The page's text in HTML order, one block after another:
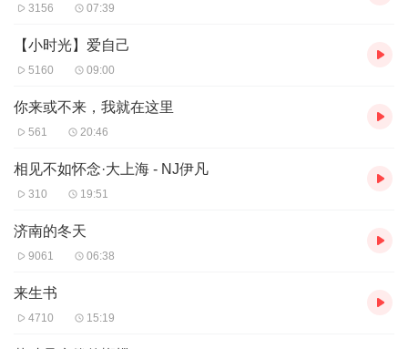
3156 07:39
【小时光】爱自己
5160 09:00
你来或不来，我就在这里
561 20:46
相见不如怀念·大上海 - NJ伊凡
310 19:51
济南的冬天
9061 06:38
来生书
4710 15:19